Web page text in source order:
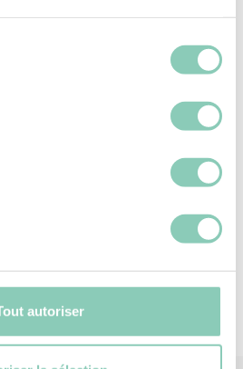
autoriser
bauen!
Polyester (synthetisch)
Polyester ; Polyurethan
Polyester (synthetisch)